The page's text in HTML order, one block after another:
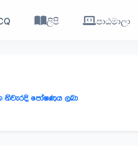
ලිපි පාඨමාලා
නිවැරදි පෝෂණය ලබා